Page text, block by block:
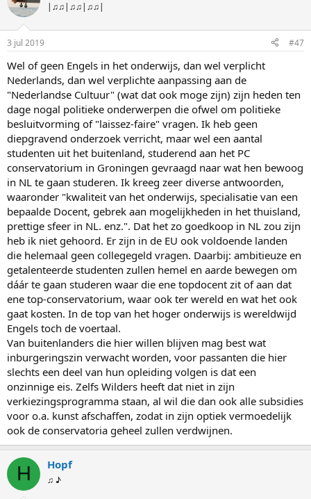
|♫♫|♫♫|♫♫|
3 jul 2019 #47
Wel of geen Engels in het onderwijs, dan wel verplicht
Nederlands, dan wel verplichte aanpassing aan de
"Nederlandse Cultuur" (wat dat ook moge zijn) zijn heden ten
dage nogal politieke onderwerpen die ofwel om politieke
besluitvorming of "laissez-faire" vragen. Ik heb geen
diepgravend onderzoek verricht, maar wel een aantal
studenten uit het buitenland, studerend aan het PC
conservatorium in Groningen gevraagd naar wat hen bewoog
in NL te gaan studeren. Ik kreeg zeer diverse antwoorden,
waaronder "kwaliteit van het onderwijs, specialisatie van een
bepaalde Docent, gebrek aan mogelijkheden in het thuisland,
prettige sfeer in NL. enz.". Dat het zo goedkoop in NL zou zijn
heb ik niet gehoord. Er zijn in de EU ook voldoende landen
die helemaal geen collegegeld vragen. Daarbij: ambitieuze en
getalenteerde studenten zullen hemel en aarde bewegen om
dáár te gaan studeren waar die ene topdocent zit of aan dat
ene top-conservatorium, waar ook ter wereld en wat het ook
gaat kosten. In de top van het hoger onderwijs is wereldwijd
Engels toch de voertaal.
Van buitenlanders die hier willen blijven mag best wat
inburgeringszin verwacht worden, voor passanten die hier
slechts een deel van hun opleiding volgen is dat een
onzinnige eis. Zelfs Wilders heeft dat niet in zijn
verkiezingsprogramma staan, al wil die dan ook alle subsidies
voor o.a. kunst afschaffen, zodat in zijn optiek vermoedelijk
ook de conservatoria geheel zullen verdwijnen.
H Hopf
♫ ♪